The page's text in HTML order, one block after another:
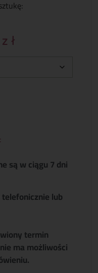
zł
:
są w ciągu 7 dni
lub
termin
ma możliwości